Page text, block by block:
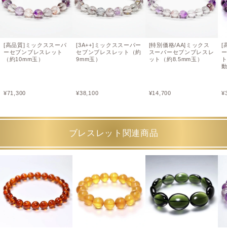
[高品質]ミックススーパ
ーセブンブレスレット
（約10mm玉）
¥71,300
[3A++]ミックススーパー
セブンブレスレット（約
9mm玉）
¥38,100
[特別価格/AA]ミックス
スーパーセブンブレスレ
ット（約8.5mm玉）
¥14,700
[
¥
ブレスレット関連商品